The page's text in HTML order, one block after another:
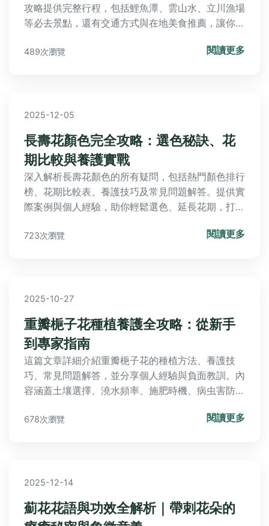
攻略提供完整行程，包括鯉魚潭、雲山水、立川漁場
等必去景點，還有交通方式與在地美食推薦，讓你輕
的所有疑問。
489次瀏覽 閱讀更多
2025-12-05
長壽花顏色完全攻略：選色秘訣、花
期比較與養護實戰
深入解析長壽花顏色的所有疑問，包括熱門顏色排行
榜、花期比較表、養護技巧及常見問題解答。提供實
際案例與個人經驗，助你輕鬆選色、延長花期，打造
723次瀏覽 閱讀更多
2025-10-27
重瓣梔子花種植養護全攻略：從新手
到專家指南
這篇文章詳細介紹重瓣梔子花的種植方法、養護技
巧、常見問題解答，並分享個人經驗與負面教訓。內
容涵蓋土壤選擇、澆水頻率、施肥時機、病虫害防
資深園藝愛好者，都能找到實用資訊，解決所有關於
678次瀏覽 閱讀更多
2025-12-14
薊花花語與功效全解析｜帶刺花朵的